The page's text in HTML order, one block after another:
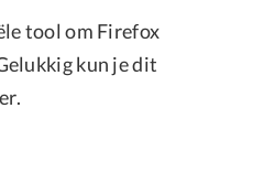
tool om Firefox
kun je dit